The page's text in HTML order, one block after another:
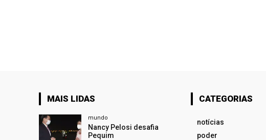
MAIS LIDAS
mundo
Nancy Pelosi desafia
Pequim
CATEGORIAS
notícias
poder